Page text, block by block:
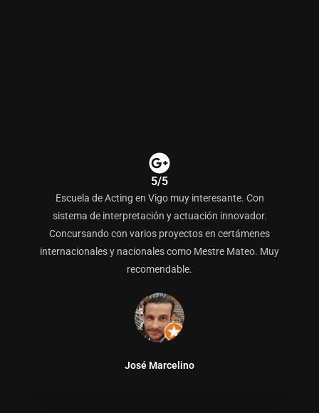
5/5
Escuela de Acting en Vigo muy interesante. Con
sistema de interpretación y actuación innovador.
Concursando con varios proyectos en certámenes
internacionales y nacionales como Mestre Mateo. Muy
recomendable.
José Marcelino